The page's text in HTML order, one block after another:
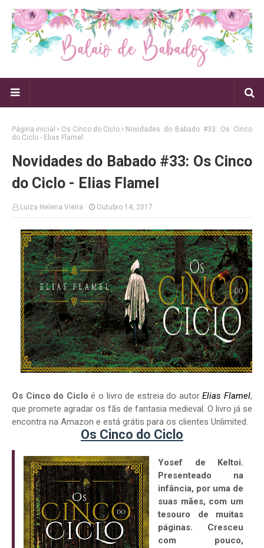
Página inicial Os Cinco do Ciclo
Novidades do Babado #33: Os Cinco
do Ciclo - Elias Flamel
Novidades do Babado #33: Os Cinco
do Ciclo - Elias Flamel
Luiza Helena Vieira Outubro 14, 2017
Os Cinco do Ciclo é o livro de estreia do autorElias Flamel,
que promete agradar os fãs de fantasia medieval. O livro já se
encontra na Amazon e está grátis para os clientes Unlimited.
Os Cinco do Ciclo
Yosef de Keltoi.
Presenteado na
infância, por uma de
suas mães, com um
tesouro de muitas
páginas. Cresceu
com pouco,